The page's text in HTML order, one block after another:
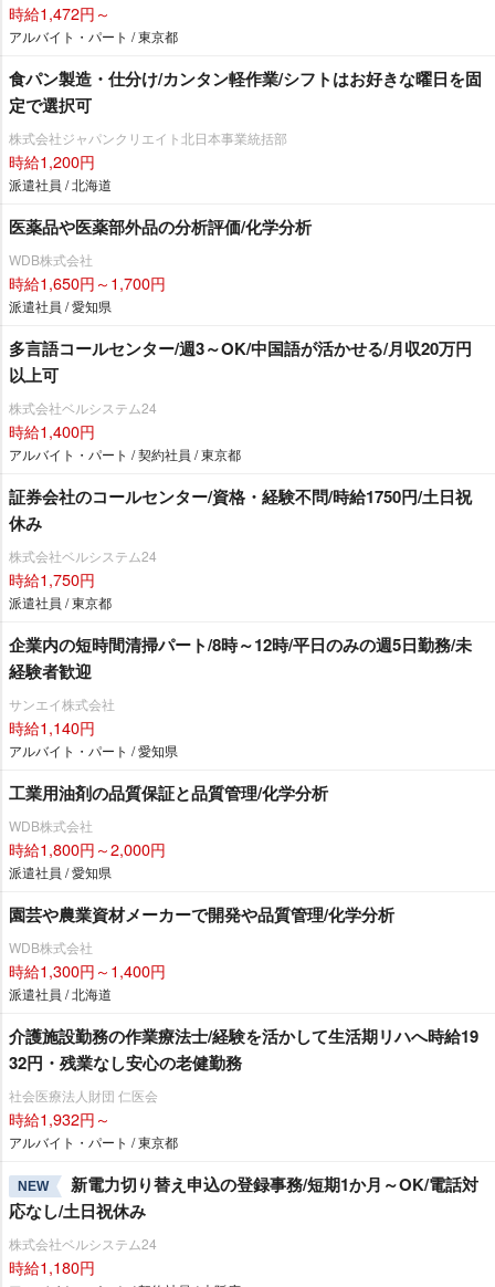
時給1,472円～
アルバイト・パート / 東京都
食パン製造・仕分け/カンタン軽作業/シフトはお好きな曜日を固
定で選択可
株式会社ジャパンクリエイト北日本事業統括部
時給1,200円
派遣社員 / 北海道
医薬品や医薬部外品の分析評価/化学分析
WDB株式会社
時給1,650円～1,700円
派遣社員 / 愛知県
多言語コールセンター/週3～OK/中国語が活かせる/月収20万円
以上可
株式会社ベルシステム24
時給1,400円
アルバイト・パート / 契約社員 / 東京都
証券会社のコールセンター/資格・経験不問/時給1750円/土日祝
休み
株式会社ベルシステム24
時給1,750円
派遣社員 / 東京都
企業内の短時間清掃パート/8時～12時/平日のみの週5日勤務/未
経験者歓迎
サンエイ株式会社
時給1,140円
アルバイト・パート / 愛知県
工業用油剤の品質保証と品質管理/化学分析
WDB株式会社
時給1,800円～2,000円
派遣社員 / 愛知県
園芸や農業資材メーカーで開発や品質管理/化学分析
WDB株式会社
時給1,300円～1,400円
派遣社員 / 北海道
介護施設勤務の作業療法士/経験を活かして生活期リハへ時給19
32円・残業なし安心の老健勤務
社会医療法人財団 仁医会
時給1,932円～
アルバイト・パート / 東京都
NEW
新電力切り替え申込の登録事務/短期1か月～OK/電話対
応なし/土日祝休み
株式会社ベルシステム24
時給1,180円